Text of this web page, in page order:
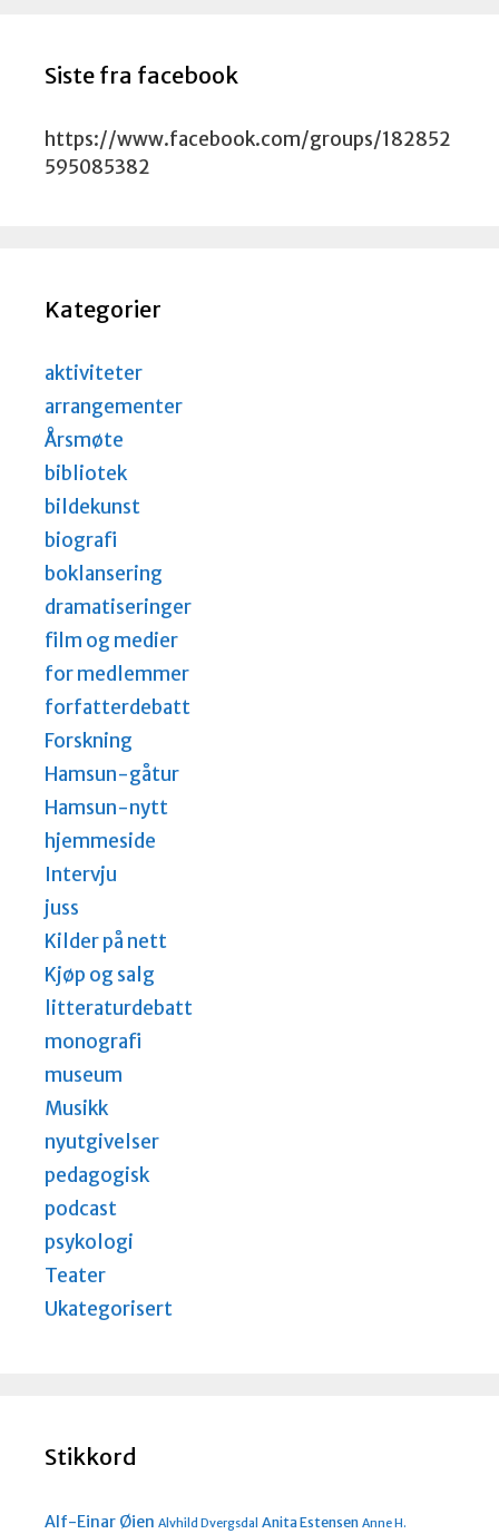
Siste fra facebook
https://www.facebook.com/groups/182852
595085382
Kategorier
aktiviteter
arrangementer
Årsmøte
bibliotek
bildekunst
biografi
boklansering
dramatiseringer
film og medier
for medlemmer
forfatterdebatt
Forskning
Hamsun-gåtur
Hamsun-nytt
hjemmeside
Intervju
juss
Kilder på nett
Kjøp og salg
litteraturdebatt
monografi
museum
Musikk
nyutgivelser
pedagogisk
podcast
psykologi
Teater
Ukategorisert
Stikkord
Alf-Einar Øien Alvhild Dvergsdal Anita Estensen Anne H.